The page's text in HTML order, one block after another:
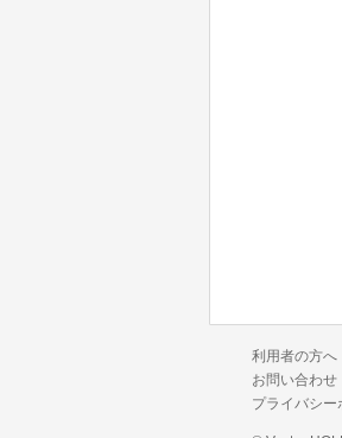
利用者の方へ
お問い合わせ
プライバシー